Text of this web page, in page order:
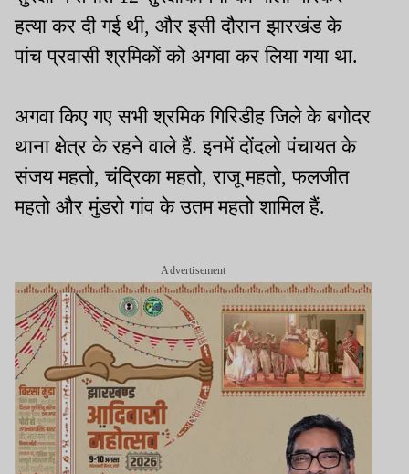
हत्या कर दी गई थी, और इसी दौरान झारखंड के
पांच प्रवासी श्रमिकों को अगवा कर लिया गया था.
अगवा किए गए सभी श्रमिक गिरिडीह जिले के बगोदर
थाना क्षेत्र के रहने वाले हैं. इनमें दोंदलो पंचायत के
संजय महतो, चंद्रिका महतो, राजू महतो, फलजीत
महतो और मुंडरो गांव के उतम महतो शामिल हैं.
Advertisement